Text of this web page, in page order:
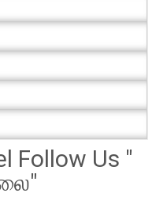
Follow Us "